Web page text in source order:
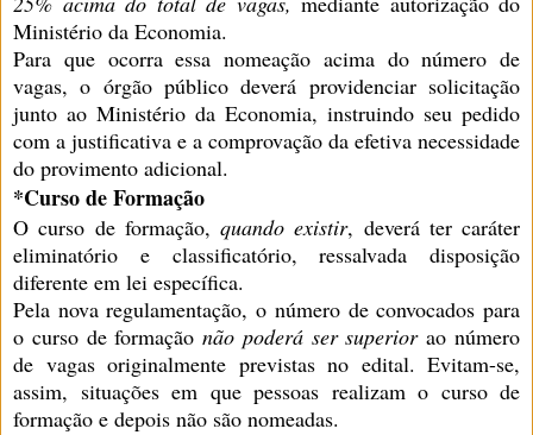
Ministério da Economia.
Para que ocorra essa nomeação acima do número de
vagas, o órgão público deverá providenciar solicitação
junto ao Ministério da Economia, instruindo seu pedido
com a justificativa e a comprovação da efetiva necessidade
do provimento adicional.
*Curso de Formação
O curso de formação, quando existir, deverá ter caráter
eliminatório e classificatório, ressalvada disposição
diferente em lei específica.
Pela nova regulamentação, o número de convocados para
o curso de formaçãonão poderá ser superiorao número
de vagas originalmente previstas no edital. Evitam-se,
assim, situações em que pessoas realizam o curso de
formação e depois não são nomeadas.